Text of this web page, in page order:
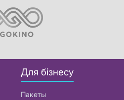
Для бізнесу
Пакеты